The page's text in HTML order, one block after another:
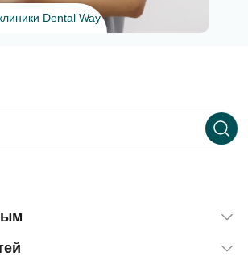
Dental Way
(лечение зубов)